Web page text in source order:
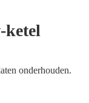
ketel
onderhouden.